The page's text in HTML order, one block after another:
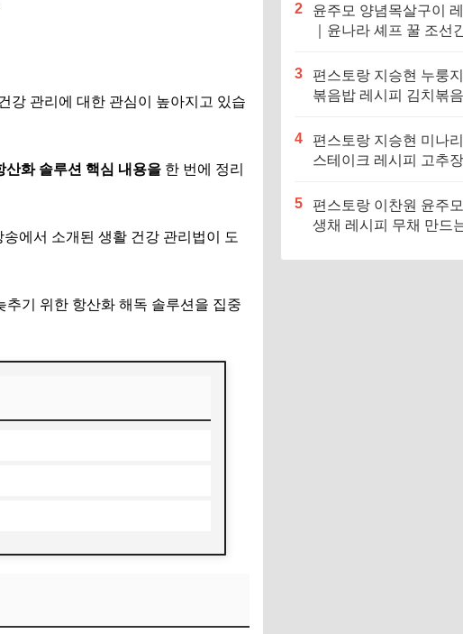
강 관리에 대한 관심이 높아지고 있습
산화 솔루션 핵심 내용을 한 번에 정리
에서 소개된 생활 건강 관리법이 도
기 위한 항산화 해독 솔루션을 집중
2
윤주모 양념목살구이
｜윤나라 셰프 꿀 조선
3
편스토랑 지승현 누룽
볶음밥 레시피 김치볶
4
편스토랑 지승현 미나
스테이크 레시피 고추
5
편스토랑 이찬원 윤주
생채 레시피 무채 만드